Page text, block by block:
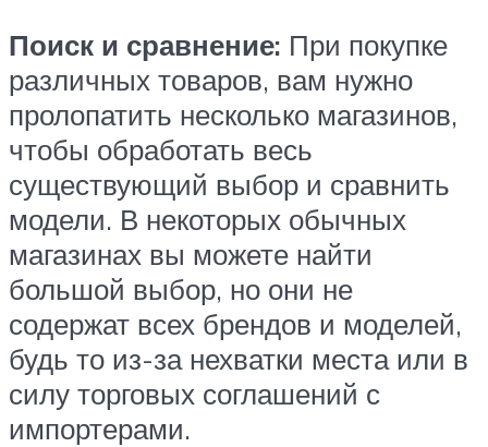
Поиск и сравнение: При покупке
различных товаров, вам нужно
пролопатить несколько магазинов,
чтобы обработать весь
существующий выбор и сравнить
модели. В некоторых обычных
магазинах вы можете найти
большой выбор, но они не
содержат всех брендов и моделей,
будь то из-за нехватки места или в
силу торговых соглашений с
импортерами.